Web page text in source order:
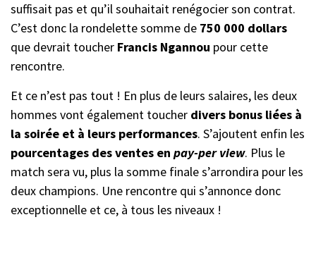
suffisait pas et qu’il souhaitait renégocier son contrat.
C’est donc la rondelette somme de 750 000 dollars
que devrait toucher Francis Ngannou pour cette
rencontre.
Et ce n’est pas tout ! En plus de leurs salaires, les deux
hommes vont également toucher divers bonus liées à
la soirée et à leurs performances. S’ajoutent enfin les
pourcentages des ventes en pay-per view. Plus le
match sera vu, plus la somme finale s’arrondira pour les
deux champions. Une rencontre qui s’annonce donc
exceptionnelle et ce, à tous les niveaux !